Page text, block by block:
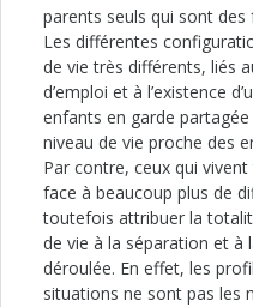
parents seuls qui sont
Les différentes
de vie très différents, liés
d’emploi et à l’existence
enfants en garde
niveau de vie proche des
Par contre, ceux qui
face à beaucoup plus de
toutefois attribuer la
de vie à la séparation et à
déroulée. En effet, les
situations ne sont pas les